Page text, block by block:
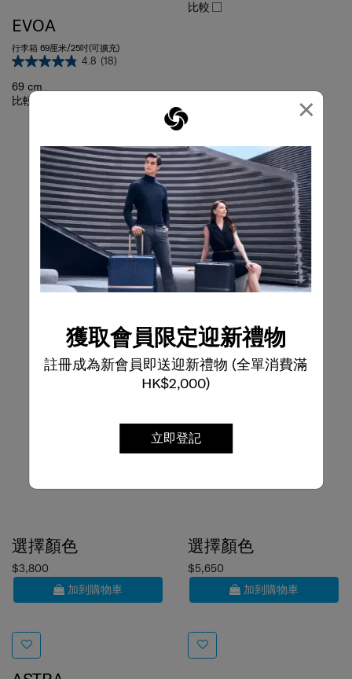
×
獲取會員限定迎新禮物
註冊成為新會員即送迎新禮物 (全單消費滿
HK$2,000)
立即登記
行李箱 69厘米/25吋(可擴充)
4.8 (18)
69 cm
比較
$3,800
加到購物車
ASTRA
$5,650
加到購物車